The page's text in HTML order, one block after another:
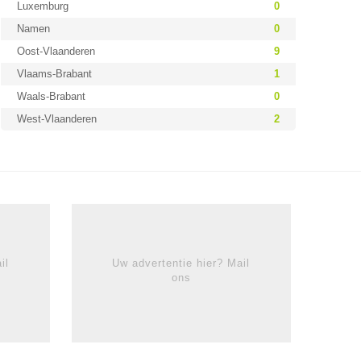
Luxemburg
0
Namen
0
Oost-Vlaanderen
9
Vlaams-Brabant
1
Waals-Brabant
0
West-Vlaanderen
2
Uw advertentie hier? Mail
ons